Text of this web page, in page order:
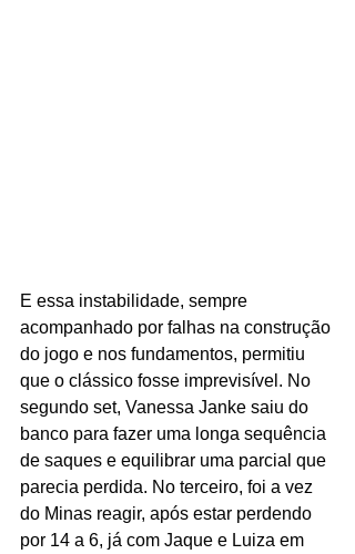
E essa instabilidade, sempre
acompanhado por falhas na construção
do jogo e nos fundamentos, permitiu
que o clássico fosse imprevisível. No
segundo set, Vanessa Janke saiu do
banco para fazer uma longa sequência
de saques e equilibrar uma parcial que
parecia perdida. No terceiro, foi a vez
do Minas reagir, após estar perdendo
por 14 a 6, já com Jaque e Luiza em